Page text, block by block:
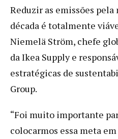
Reduzir as emissões
década é totalmente
Niemelä Ström, chefe
da Ikea Supply e
estratégicas de
Group.
“Foi muito importante
colocarmos essa meta